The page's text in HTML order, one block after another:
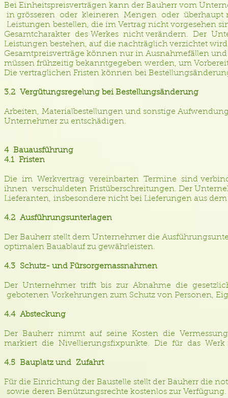
Bei Einheitspreisverträgen kann der Bauherr vom
in grösseren oder kleineren Mengen oder
Leistungen bestellen, die im Vertrag nicht vorgesehen
Gesamtcharakter des Werkes nicht verändern. Der
Leistungen bestehen, auf die nachträglich verzichtet
Gesamtpreisverträge können nur in Ausnahmefällen
müssen frühzeitig bekanntgegeben werden, um
Die vertraglichen Fristen können bei
3.2 Vergütungsregelung bei Bestellungsänderung
Arbeiten, Materialbestellungen und sonstige
Unternehmer zu entschädigen.
4 Bauausführung
4.1 Fristen
Die im Werkvertrag vereinbarten Termine sind
ihnen verschuldeten Fristüberschreitungen. Der
Lieferanten, insbesondere nicht bei Lieferungen aus
4.2 Ausführungsunterlagen
Der Bauherr stellt dem Unternehmer die
optimalen Bauablauf zu gewährleisten.
4.3 Schutz- und Fürsorgemassnahmen
Der Unternehmer trifft bis zur Abnahme die
gebotenen Vorkehrungen zum Schutz von Personen,
4.4 Absteckung
Der Bauherr nimmt auf seine Kosten die
markiert die Nivellierungsfixpunkte. Die für das
4.5 Bauplatz und Zufahrt
Für die Einrichtung der Baustelle stellt der Bauherr die
sowie deren Benützungsrechte kostenlos zur